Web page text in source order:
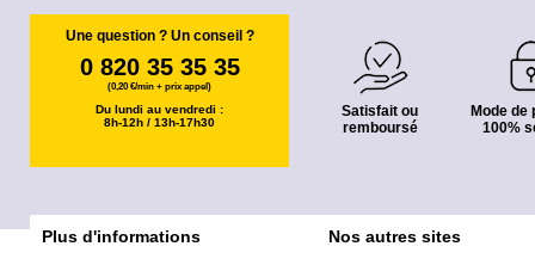
Une question ? Un conseil ?
0 820 35 35 35
(0,20 €/min + prix appel)
Du lundi au vendredi :
8h-12h / 13h-17h30
Satisfait ou
remboursé
Mode de
100%
Plus d'informations Nos autres sites